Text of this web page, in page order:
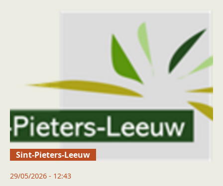
Sint-Pieters-Leeuw
29/05/2026 - 12:43